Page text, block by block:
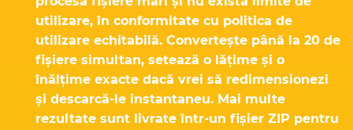
utilizare, în conformitate cu politica de
utilizare echitabilă. Convertește până la 20 de
fișiere simultan, setează o lățime și o
înălțime exacte dacă vrei să redimensionezi
și descarcă-le instantaneu. Mai multe
rezultate sunt livrate într-un fișier ZIP pentru